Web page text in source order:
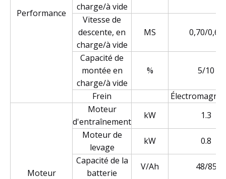
Performance
charge/à vide
Vitesse de
descente, en
charge/à vide
MS 0,70/0,60
Capacité de
montée en
charge/à vide
% 5/10
Frein
Moteur
Moteur
d'entraînement
kW
1.3
Moteur de
levage
kW
0.8
Capacité de la
batterie
V/Ah
48/85